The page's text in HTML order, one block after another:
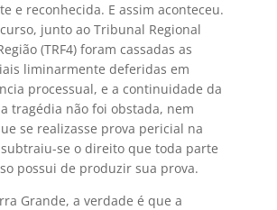
e reconhecida. E assim aconteceu.
junto ao Tribunal Regional
(TRF4) foram cassadas as
liminarmente deferidas em
processual, e a continuidade da
tragédia não foi obstada, nem
se realizasse prova pericial na
se o direito que toda parte
possui de produzir sua prova.
Grande, a verdade é que a